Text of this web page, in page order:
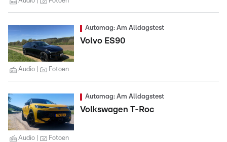
Automag: Am Alldagstest
Volvo ES90
Audio Fotoen
Automag: Am Alldagstest
Volkswagen T-Roc
Audio Fotoen